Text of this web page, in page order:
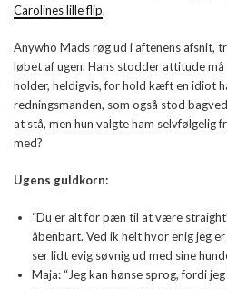
Carolines lille flip.
Anywho Mads røg ud i aftenens afsnit,
løbet af ugen. Hans stodder attitude
holder, heldigvis, for hold kæft en idiot
redningsmanden, som også stod
at stå, men hun valgte ham selvfølgelig
med?
Ugens guldkorn:
“Du er alt for pæn til at være
åbenbart. Ved ik helt hvor enig jeg
ser lidt evig søvnig ud med sine
Maja: “Jeg kan hønse sprog, fordi